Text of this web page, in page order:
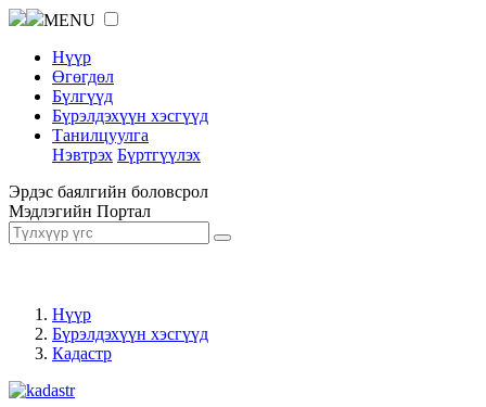
MENU
Нүүр
Өгөгдөл
Бүлгүүд
Бүрэлдэхүүн хэсгүүд
Танилцуулга
Нэвтрэх Бүртгүүлэх
Эрдэс баялгийн боловсрол
Мэдлэгийн Портал
Нүүр
Бүрэлдэхүүн хэсгүүд
Кадастр